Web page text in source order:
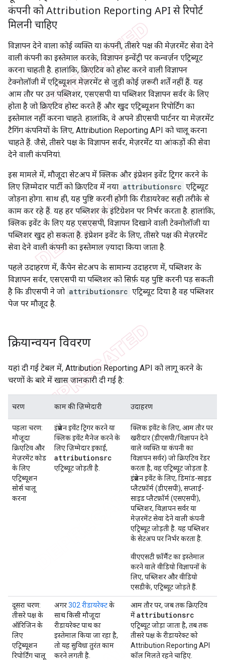
कंपनी को Attribution Reporting API से रिपोर्ट
मिलनी चाहिए
विज्ञापन देने वाला कोई व्यक्ति या कंपनी, तीसरे पक्ष की मेज़रमेंट सेवा देने
वाली कंपनी का इस्तेमाल करके, विज्ञापन इन्वेंट्री पर कन्वर्ज़न एट्रिब्यूट
करना चाहती है. हालांकि, क्रिएटिव को होस्ट करने वाली विज्ञापन
टेक्नोलॉजी में एट्रिब्यूशन मेज़रमेंट से जुड़ी कोई ज़रूरी शर्तें नहीं हैं. यह
आम तौर पर उन पब्लिशर, एसएसपी या पब्लिशर विज्ञापन सर्वर के लिए
होता है जो क्रिएटिव होस्ट करते हैं और खुद एट्रिब्यूशन रिपोर्टिंग का
इस्तेमाल नहीं करना चाहते. हालांकि, वे अपने डीएसपी पार्टनर या मेज़रमेंट
टैगिंग कंपनियों के लिए, Attribution Reporting API को चालू करना
चाहते हैं. जैसे, तीसरे पक्ष के विज्ञापन सर्वर, मेज़रमेंट या आंकड़ों की सेवा
देने वाली कंपनियां.
इस मामले में, मौजूदा सेटअप में क्लिक और इंप्रेशन इवेंट ट्रिगर करने के
लिए ज़िम्मेदार पार्टी को क्रिएटिव में नया attributionsrc एट्रिब्यूट
जोड़ना होगा. साथ ही, यह पुष्टि करनी होगी कि रीडायरेक्ट सही तरीके से
काम कर रहे हैं. यह हर पब्लिशर के इंटिग्रेशन पर निर्भर करता है. हालांकि,
क्लिक इवेंट के लिए यह एसएसपी, विज्ञापन दिखाने वाली टेक्नोलॉजी या
पब्लिशर खुद हो सकता है. इंप्रेशन इवेंट के लिए, तीसरे पक्ष की मेज़रमेंट
सेवा देने वाली कंपनी का इस्तेमाल ज़्यादा किया जाता है.
पहले उदाहरण में, कैंपेन सेटअप के सामान्य उदाहरण में, पब्लिशर के
विज्ञापन सर्वर, एसएसपी या पब्लिशर को सिर्फ़ यह पुष्टि करनी पड़ सकती
है कि डीएसपी ने जो attributionsrc एट्रिब्यूट दिया है वह पब्लिशर
पेज पर मौजूद है.
क्रियान्वयन विवरण
यहां दी गई टेबल में, Attribution Reporting API को लागू करने के
चरणों के बारे में खास जानकारी दी गई है:
चरण काम की ज़िम्मेदारी उदाहरण
पहला चरण:
मौजूदा
क्रिएटिव और
मेज़रमेंट कोड
के लिए
एट्रिब्यूशन
सोर्स चालू
करना
इंप्रेशन इवेंट ट्रिगर करने या
क्लिक इवेंट मैनेज करने के
लिए ज़िम्मेदार इकाई,
attributionsrc
एट्रिब्यूट जोड़ती है.
क्लिक इवेंट के लिए, आम तौर पर
खरीदार (डीएसपी/विज्ञापन देने
वाले व्यक्ति या कंपनी का
विज्ञापन सर्वर) जो क्रिएटिव रेंडर
करता है, वह एट्रिब्यूट जोड़ता है.
इंप्रेशन इवेंट के लिए, डिमांड-साइड
प्लैटफ़ॉर्म (डीएसपी), सप्लाई-
साइड प्लैटफ़ॉर्म (एसएसपी),
पब्लिशर, विज्ञापन सर्वर या
मेज़रमेंट सेवा देने वाली कंपनी
एट्रिब्यूट जोड़ती है. यह पब्लिशर
के सेटअप पर निर्भर करता है.
वीएएसटी फ़ॉर्मैट का इस्तेमाल
करने वाले वीडियो विज्ञापनों के
लिए, पब्लिशर और वीडियो
एसडीके, एट्रिब्यूट जोड़ते हैं.
दूसरा चरण:
तीसरे पक्ष के
ऑरिजिन के
लिए
एट्रिब्यूशन
रिपोर्टिंग चालू
अगर302 रीडायरेक्टके
साथ किसी मौजूदा
रीडायरेक्ट पाथ का
इस्तेमाल किया जा रहा है,
तो यह सुविधा तुरंत काम
करने लगती है.
आम तौर पर, जब तक क्रिएटिव
मेंattributionsrc
एट्रिब्यूट जोड़ा जाता है, तब तक
तीसरे पक्ष के रीडायरेक्ट को
Attribution Reporting API
कॉल मिलते रहने चाहिए.